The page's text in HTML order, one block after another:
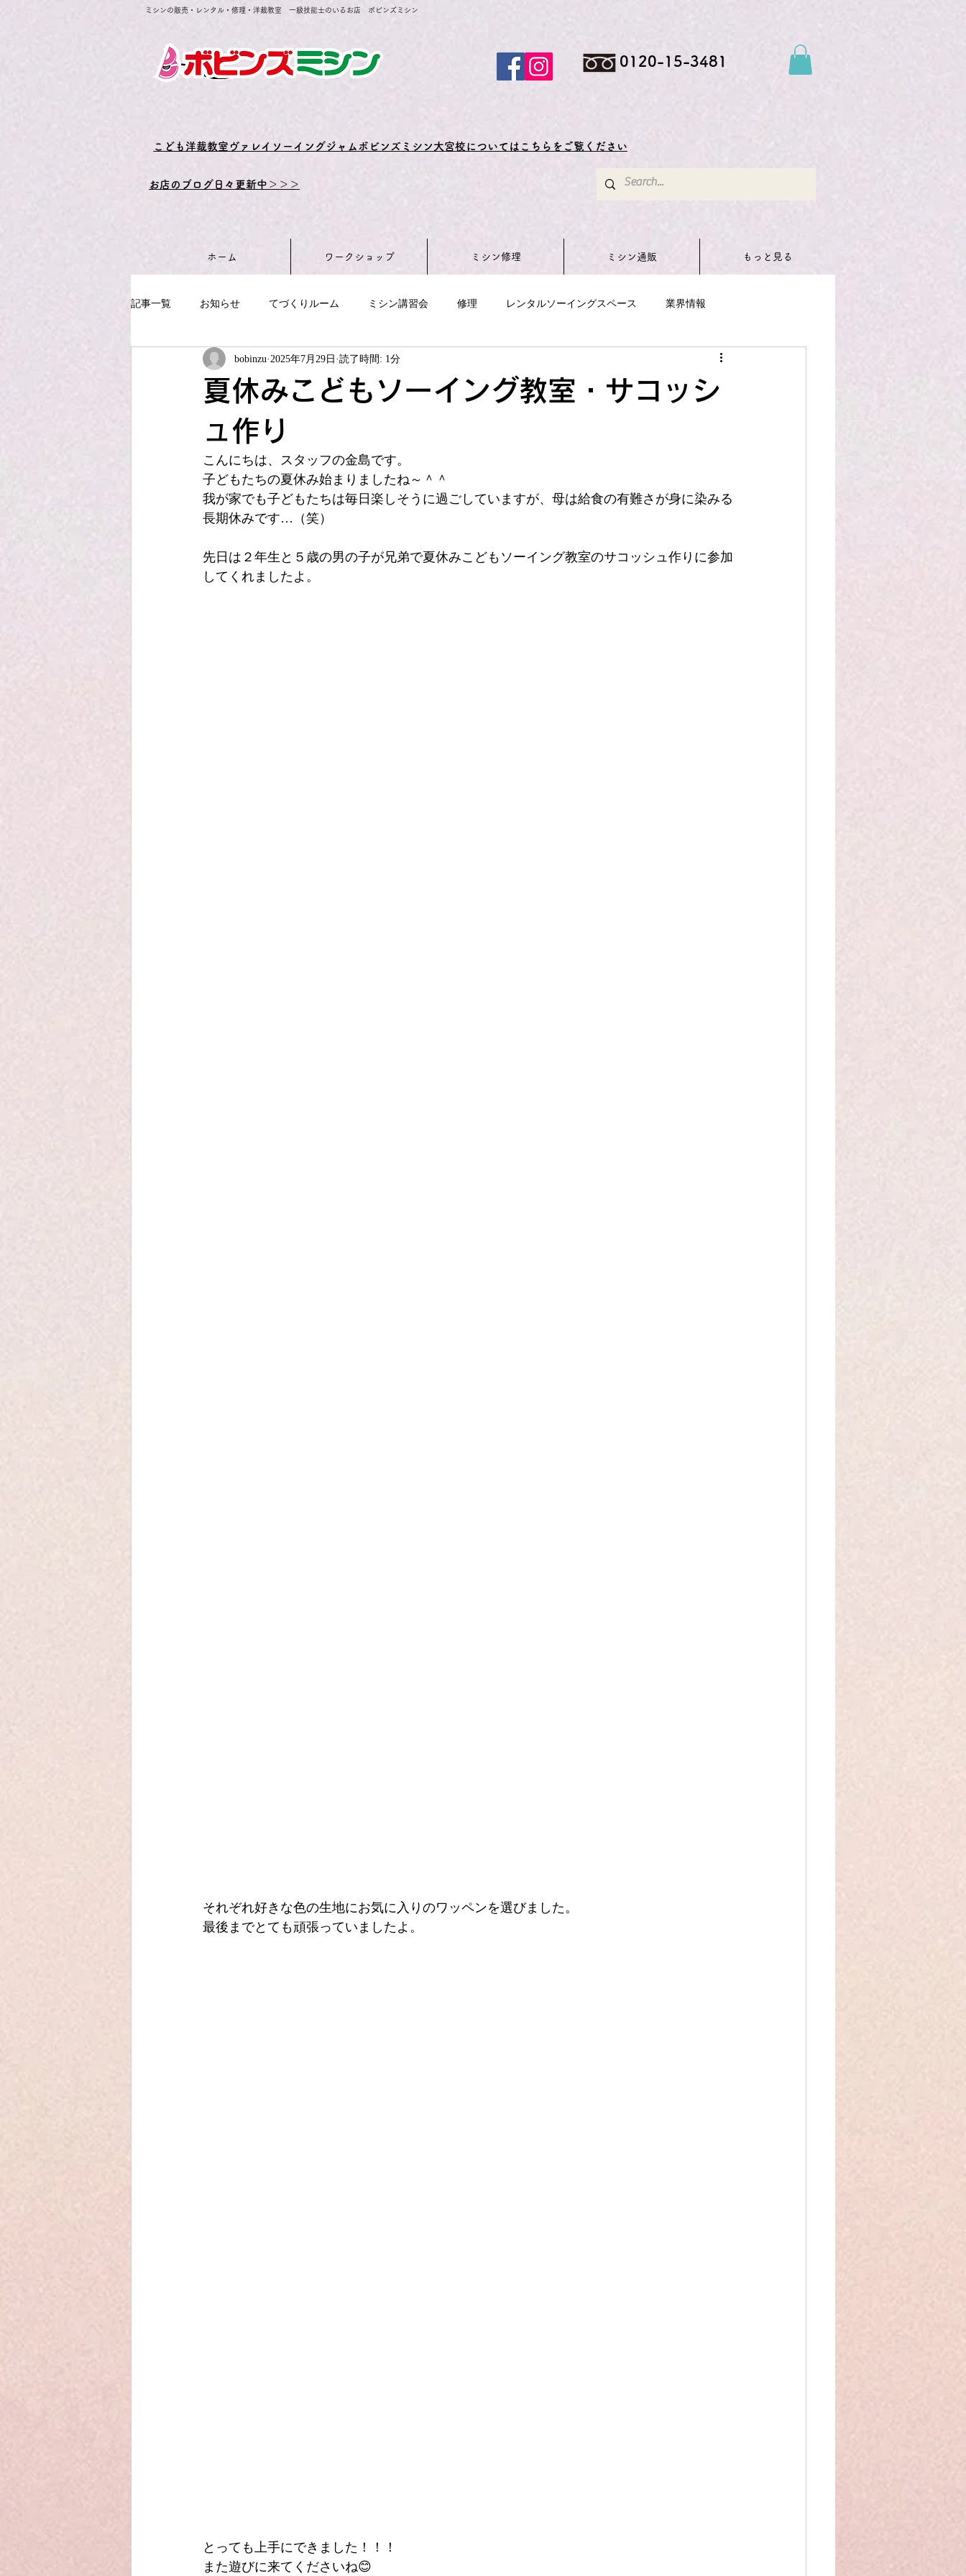
ミシンの販売・レンタル・修理・洋裁教室 一級技能士のいるお店 ボビンズミシン
0120-15-3481
​こども洋裁教室ヴァレイソーイングジャムボビンズミシン大宮校についてはこちらをご覧ください
お店のブログ日々更新中＞＞＞
ホーム ワークショップ ミシン修理 ミシン通販 もっと見る
記事一覧 お知らせ てづくりルーム ミシン講習会 修理 レンタルソーイングスペース 業界情報
ソーイング教室 夏休みこどもソーイング教室
JUKIアップサイクル アフターサービス
夏休みこどもソーイング教室・サコッシ
ュ作り
bobinzu 2025年7月29日 読了時間: 1分
こんにちは、スタッフの金島です。
子どもたちの夏休み始まりましたね～＾＾
我が家でも子どもたちは毎日楽しそうに過ごしていますが、母は給食の有難さが身に染みる
長期休みです…（笑）
先日は２年生と５歳の男の子が兄弟で夏休みこどもソーイング教室のサコッシュ作りに参加
してくれましたよ。
それぞれ好きな色の生地にお気に入りのワッペンを選びました。
最後までとても頑張っていましたよ。
とっても上手にできました！！！
また遊びに来てくださいね😊